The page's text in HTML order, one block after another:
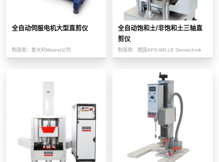
全自动伺服电机大型直剪仪
制造商： 意大利Matest公司
全自动饱和土/非饱和土三轴直
剪仪
制造商： 德国APS-WILLE Geotechnik